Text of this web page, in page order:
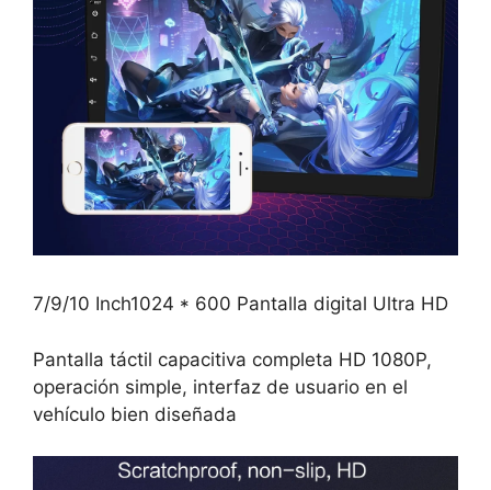
7/9/10 Inch1024 * 600 Pantalla digital Ultra HD
Pantalla táctil capacitiva completa HD 1080P,
operación simple, interfaz de usuario en el
vehículo bien diseñada